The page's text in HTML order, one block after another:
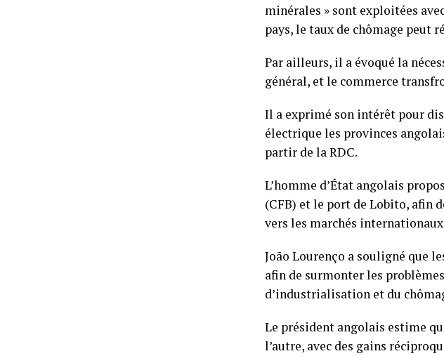
minérales » sont exploitées
pays, le taux de chômage peut
Par ailleurs, il a évoqué la
général, et le commerce
Il a exprimé son intérêt pour
électrique les provinces
partir de la RDC.
L’homme d’État angolais
(CFB) et le port de Lobito, afin
vers les marchés
João Lourenço a souligné que
afin de surmonter les
d’industrialisation et du
Le président angolais estime
l’autre, avec des gains